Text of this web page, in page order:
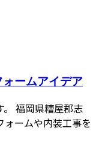
ームアイデア
福岡県糟屋郡志
ームや内装工事を